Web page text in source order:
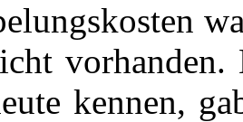
vorhanden.
kennen,